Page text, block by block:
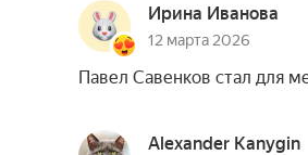
Ирина Иванова
12 марта 2026
Павел Савенков стал для
Alexander Kanygin